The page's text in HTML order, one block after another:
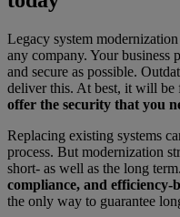
Legacy system
any company. Your business
and secure as possible.
deliver this. At best, it will
offer the security that you
Replacing existing systems
process. But modernization
short- as well as the long
compliance, and efficiency-
the only way to guarantee